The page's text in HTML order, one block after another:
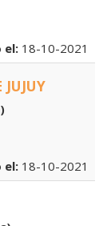
el: 18-10-2021
el: 18-10-2021